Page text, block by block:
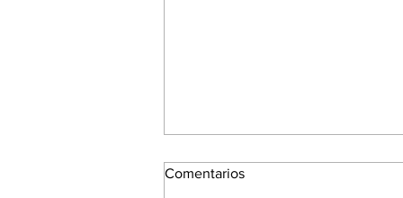
Comentarios